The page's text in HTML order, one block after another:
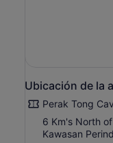
Ubicación de la
Perak Tong
6 Km's North
Kawasan